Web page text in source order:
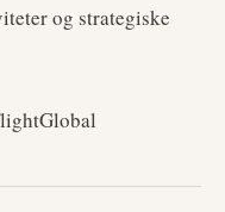
og strategiske